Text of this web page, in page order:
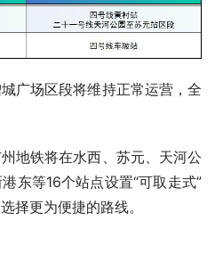
广场区段将维持正常运营，全
地铁将在水西、苏元、天河公
东等16个站点设置“可取走式”
择更为便捷的路线。